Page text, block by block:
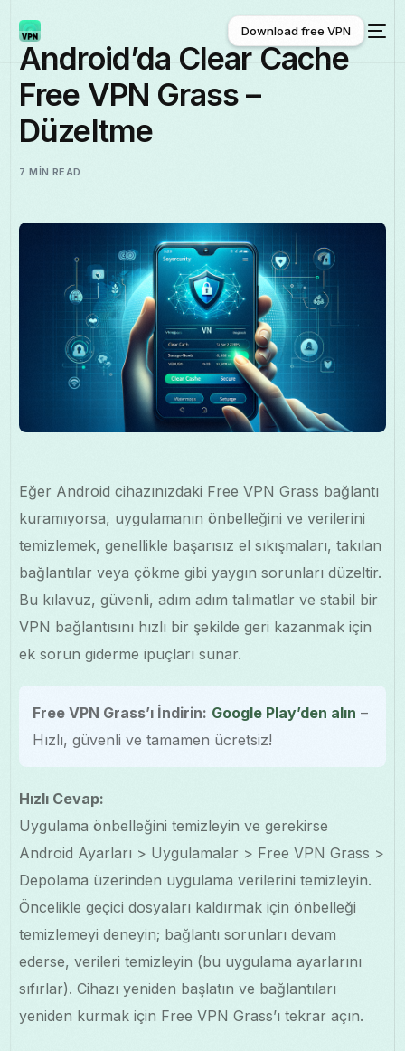
Download free VPN
Download free VPN
Android’da Clear Cache
Free VPN Grass –
Düzeltme
7 MIN READ
Eğer Android cihazınızdaki Free VPN Grass bağlantı
kuramıyorsa, uygulamanın önbelleğini ve verilerini
temizlemek, genellikle başarısız el sıkışmaları, takılan
bağlantılar veya çökme gibi yaygın sorunları düzeltir.
Bu kılavuz, güvenli, adım adım talimatlar ve stabil bir
VPN bağlantısını hızlı bir şekilde geri kazanmak için
ek sorun giderme ipuçları sunar.
Free VPN Grass’ı İndirin: Google Play’den alın –
Hızlı, güvenli ve tamamen ücretsiz!
Hızlı Cevap:
Uygulama önbelleğini temizleyin ve gerekirse
Android Ayarları > Uygulamalar > Free VPN Grass >
Depolama üzerinden uygulama verilerini temizleyin.
Öncelikle geçici dosyaları kaldırmak için önbelleği
temizlemeyi deneyin; bağlantı sorunları devam
ederse, verileri temizleyin (bu uygulama ayarlarını
sıfırlar). Cihazı yeniden başlatın ve bağlantıları
yeniden kurmak için Free VPN Grass’ı tekrar açın.